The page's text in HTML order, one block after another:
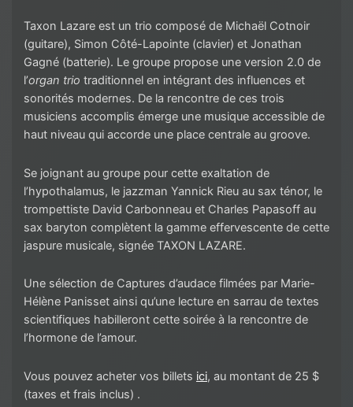
Taxon Lazare est un trio composé de Michaël Cotnoir
(guitare), Simon Côté-Lapointe (clavier) et Jonathan
Gagné (batterie). Le groupe propose une version 2.0 de
l’organ trio traditionnel en intégrant des influences et
sonorités modernes. De la rencontre de ces trois
musiciens accomplis émerge une musique accessible de
haut niveau qui accorde une place centrale au groove.
Se joignant au groupe pour cette exaltation de
l’hypothalamus, le jazzman Yannick Rieu au sax ténor, le
trompettiste David Carbonneau et Charles Papasoff au
sax baryton complètent la gamme effervescente de cette
jaspure musicale, signée TAXON LAZARE.
Une sélection de Captures d’audace filmées par Marie-
Hélène Panisset ainsi qu’une lecture en sarrau de textes
scientifiques habilleront cette soirée à la rencontre de
l’hormone de l’amour.
Vous pouvez acheter vos billets ici, au montant de 25 $
(taxes et frais inclus) .